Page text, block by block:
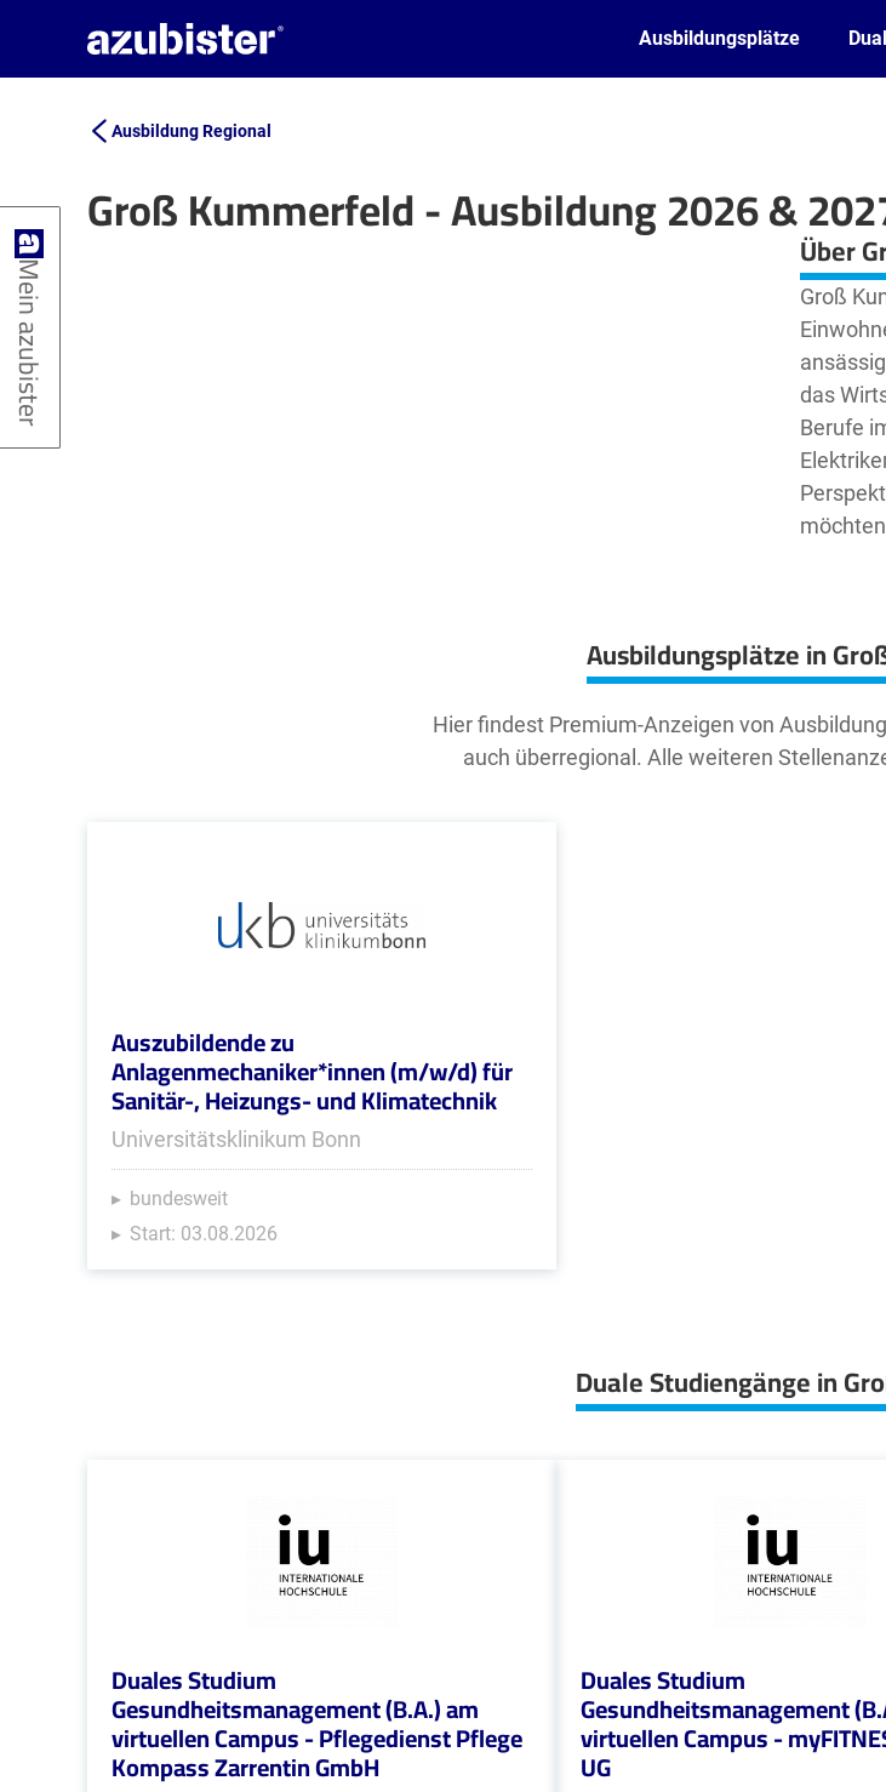
Ausbildungsplätze
Ausbildung Regional
Groß Kummerfeld - Ausbildung 2026 &
Leaflet| ©OpenStreetMap2contributors Über
Groß
das
Berufe
Ausbildungsplätze in
Hier findest Premium-Anzeigen von
auch überregional. Alle weiteren
Auszubildende zu
Anlagenmechaniker*innen (m/w/d) für
Sanitär-, Heizungs- und Klimatechnik
Universitätsklinikum Bonn
bundesweit
Start: 03.08.2026
Duale Studiengänge in
Duales Studium
Gesundheitsmanagement (B.A.) am
virtuellen Campus - Pflegedienst Pflege
Kompass Zarrentin GmbH
Duales Studium
Gesundheitsmanagement
virtuellen Campus -
UG
Mein azubister